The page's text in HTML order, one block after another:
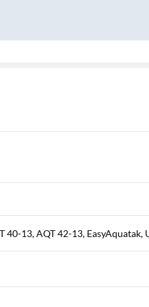
13, AQT 42-13, EasyAquatak,